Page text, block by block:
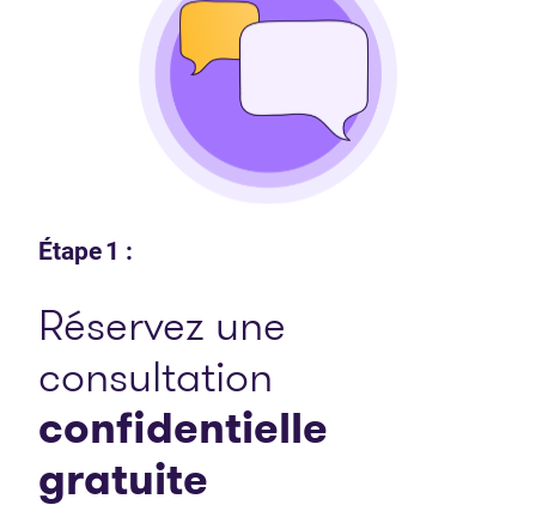
Étape 1 :
Réservez une
consultation
confidentielle
gratuite